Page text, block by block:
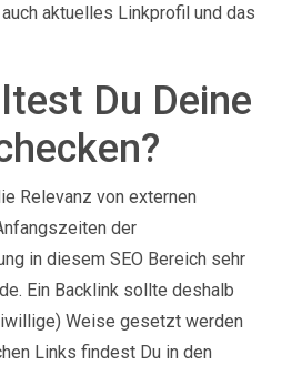
aktuelles Linkprofil und das
Du Deine
Relevanz von externen
der
in diesem SEO Bereich sehr
Ein Backlink sollte deshalb
Weise gesetzt werden
Links findest Du in den